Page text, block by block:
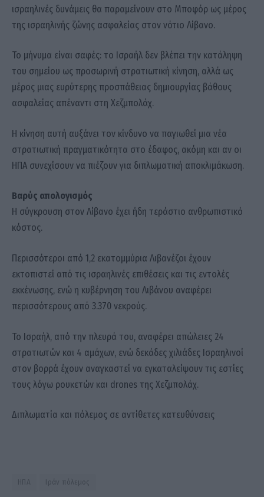
ισραηλινές δυνάμεις θα παραμείνουν στο Μποφόρ ως μέρος
της ισραηλινής ζώνης ασφαλείας στον νότιο Λίβανο.
Το μήνυμα είναι σαφές: το Ισραήλ δεν βλέπει την κατάληψη
του σημείου ως προσωρινή στρατιωτική κίνηση, αλλά ως
μέρος μιας ευρύτερης προσπάθειας δημιουργίας βάθους
ασφαλείας απέναντι στη Χεζμπολάχ.
Η κίνηση αυτή αυξάνει τον κίνδυνο να παγιωθεί μια νέα
στρατιωτική πραγματικότητα στο έδαφος, ακόμη και αν οι
ΗΠΑ συνεχίσουν να πιέζουν για διπλωματική αποκλιμάκωση.
Βαρύς απολογισμός
Η σύγκρουση στον Λίβανο έχει ήδη τεράστιο ανθρωπιστικό
κόστος.
Περισσότεροι από 1,2 εκατομμύρια Λιβανέζοι έχουν
εκτοπιστεί από τις ισραηλινές επιθέσεις και τις εντολές
εκκένωσης, ενώ η κυβέρνηση του Λιβάνου αναφέρει
περισσότερους από 3.370 νεκρούς.
Το Ισραήλ, από την πλευρά του, αναφέρει απώλειες 24
στρατιωτών και 4 αμάχων, ενώ δεκάδες χιλιάδες Ισραηλινοί
στον βορρά έχουν αναγκαστεί να εγκαταλείψουν τις εστίες
τους λόγω ρουκετών και drones της Χεζμπολάχ.
Διπλωματία και πόλεμος σε αντίθετες κατευθύνσεις
ΗΠΑ Ιράν πόλεμος